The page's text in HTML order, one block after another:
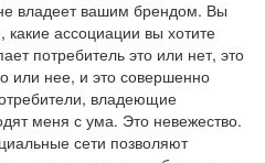
владеет вашим брендом. Вы
ассоциации вы хотите
потребитель это или нет, это
или нее, и это совершенно
владеющие
меня с ума. Это невежество.
сети позволяют